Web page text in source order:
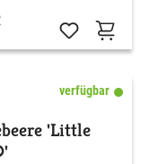
verfügbar
'Little